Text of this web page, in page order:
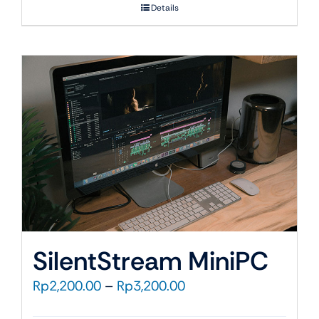
hingga
Rp1,350.00
Details
SilentStream MiniPC
Rp2,200.00 – Rp3,200.00Rentang